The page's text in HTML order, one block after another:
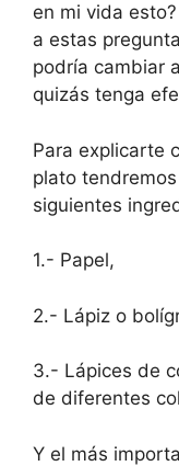
en mi vida
a estas
podría cambiar
quizás tenga
Para explicarte
plato
siguientes
1.- Papel,
2.- Lápiz o
3.- Lápices de
de diferentes
Y el más